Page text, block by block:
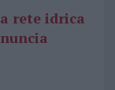
rete idrica